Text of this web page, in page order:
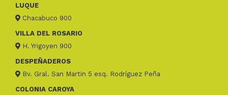
LUQUE
Chacabuco 900
VILLA DEL ROSARIO
H. Yrigoyen 900
DESPEÑADEROS
Bv. Gral. San Martin 5 esq. Rodríguez Peña
COLONIA CAROYA